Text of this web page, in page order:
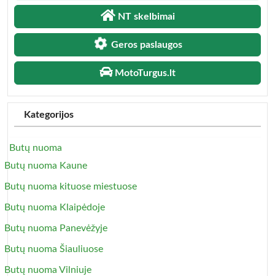
NT skelbimai
Geros paslaugos
MotoTurgus.lt
Kategorijos
Butų nuoma
Butų nuoma Kaune
Butų nuoma kituose miestuose
Butų nuoma Klaipėdoje
Butų nuoma Panevėžyje
Butų nuoma Šiauliuose
Butų nuoma Vilniuje